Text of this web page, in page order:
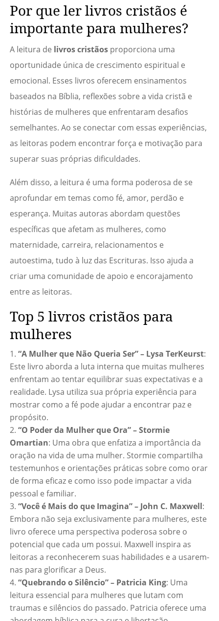
Por que ler livros cristãos é
importante para mulheres?
A leitura de livros cristãos proporciona uma
oportunidade única de crescimento espiritual e
emocional. Esses livros oferecem ensinamentos
baseados na Bíblia, reflexões sobre a vida cristã e
histórias de mulheres que enfrentaram desafios
semelhantes. Ao se conectar com essas experiências,
as leitoras podem encontrar força e motivação para
superar suas próprias dificuldades.
Além disso, a leitura é uma forma poderosa de se
aprofundar em temas como fé, amor, perdão e
esperança. Muitas autoras abordam questões
específicas que afetam as mulheres, como
maternidade, carreira, relacionamentos e
autoestima, tudo à luz das Escrituras. Isso ajuda a
criar uma comunidade de apoio e encorajamento
entre as leitoras.
Top 5 livros cristãos para
mulheres
“A Mulher que Não Queria Ser” – Lysa TerKeurst:
Este livro aborda a luta interna que muitas mulheres
enfrentam ao tentar equilibrar suas expectativas e a
realidade. Lysa utiliza sua própria experiência para
mostrar como a fé pode ajudar a encontrar paz e
propósito.
“O Poder da Mulher que Ora” – Stormie
Omartian: Uma obra que enfatiza a importância da
oração na vida de uma mulher. Stormie compartilha
testemunhos e orientações práticas sobre como orar
de forma eficaz e como isso pode impactar a vida
pessoal e familiar.
“Você é Mais do que Imagina” – John C. Maxwell:
Embora não seja exclusivamente para mulheres, este
livro oferece uma perspectiva poderosa sobre o
potencial que cada um possui. Maxwell inspira as
leitoras a reconhecerem suas habilidades e a usarem-
nas para glorificar a Deus.
“Quebrando o Silêncio” – Patricia King: Uma
leitura essencial para mulheres que lutam com
traumas e silêncios do passado. Patricia oferece uma